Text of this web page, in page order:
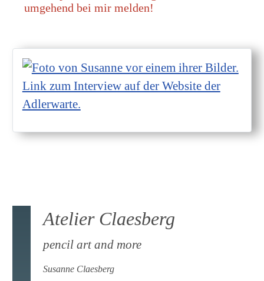
umgehend bei mir melden!
Atelier Claesberg
pencil art and more
Susanne Claesberg